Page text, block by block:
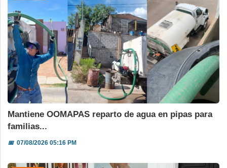
Mantiene OOMAPAS reparto de agua en pipas para
familias...
📅07/08/2026 05:16 PM